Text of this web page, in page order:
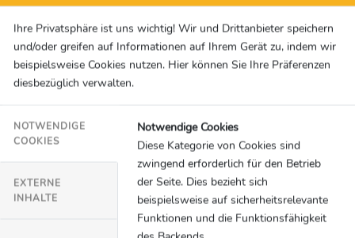
+49 69 6958010
info@dsm-olympia.de
Social Media & Links
An dieser Stelle würden Inhalte von
YouTube geladen.
Ihre Privatsphäre ist uns wichtig! Wir und Drittanbieter speichern
und/oder greifen auf Informationen auf Ihrem Gerät zu, indem wir
beispielsweise Cookies nutzen. Hier können Sie Ihre Präferenzen
diesbezüglich verwalten.
NOTWENDIGE
COOKIES
EXTERNE
INHALTE
Notwendige Cookies
Diese Kategorie von Cookies sind
zwingend erforderlich für den Betrieb
der Seite. Dies bezieht sich
beispielsweise auf sicherheitsrelevante
Funktionen und die Funktionsfähigkeit